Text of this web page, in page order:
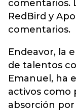
comentarios.
RedBird y
comentarios.
Endeavor, la
de talentos
Emanuel, ha
activos como
absorción